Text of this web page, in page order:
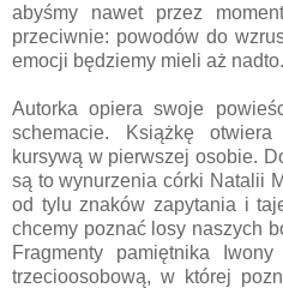
abyśmy nawet przez
przeciwnie: powodów do
emocji będziemy mieli aż nadto.
Autorka opiera swoje
schemacie. Książkę
kursywą w pierwszej osobie.
są to wynurzenia córki Natalii
od tylu znaków zapytania i
chcemy poznać losy naszych
Fragmenty pamiętnika
trzecioosobową, w której